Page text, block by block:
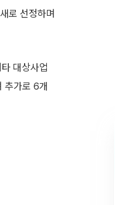
로 선정하며
대상사업
추가로 6개